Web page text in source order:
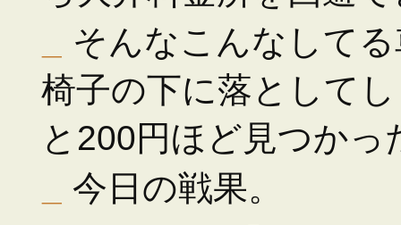
そんなこんなして
椅子の下に落として
と200円ほど見つかっ
今日の戦果。